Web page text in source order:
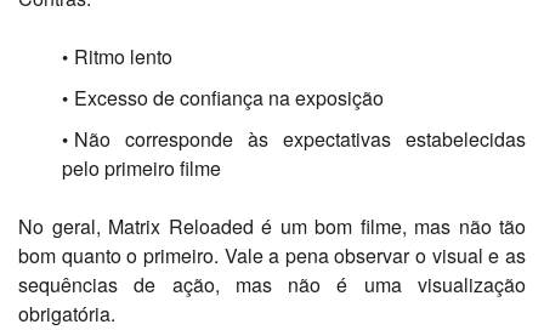
Ritmo lento
Excesso de confiança na exposição
Não corresponde às expectativas estabelecidas
pelo primeiro filme
No geral, Matrix Reloaded é um bom filme, mas não tão
bom quanto o primeiro. Vale a pena observar o visual e as
sequências de ação, mas não é uma visualização
obrigatória.